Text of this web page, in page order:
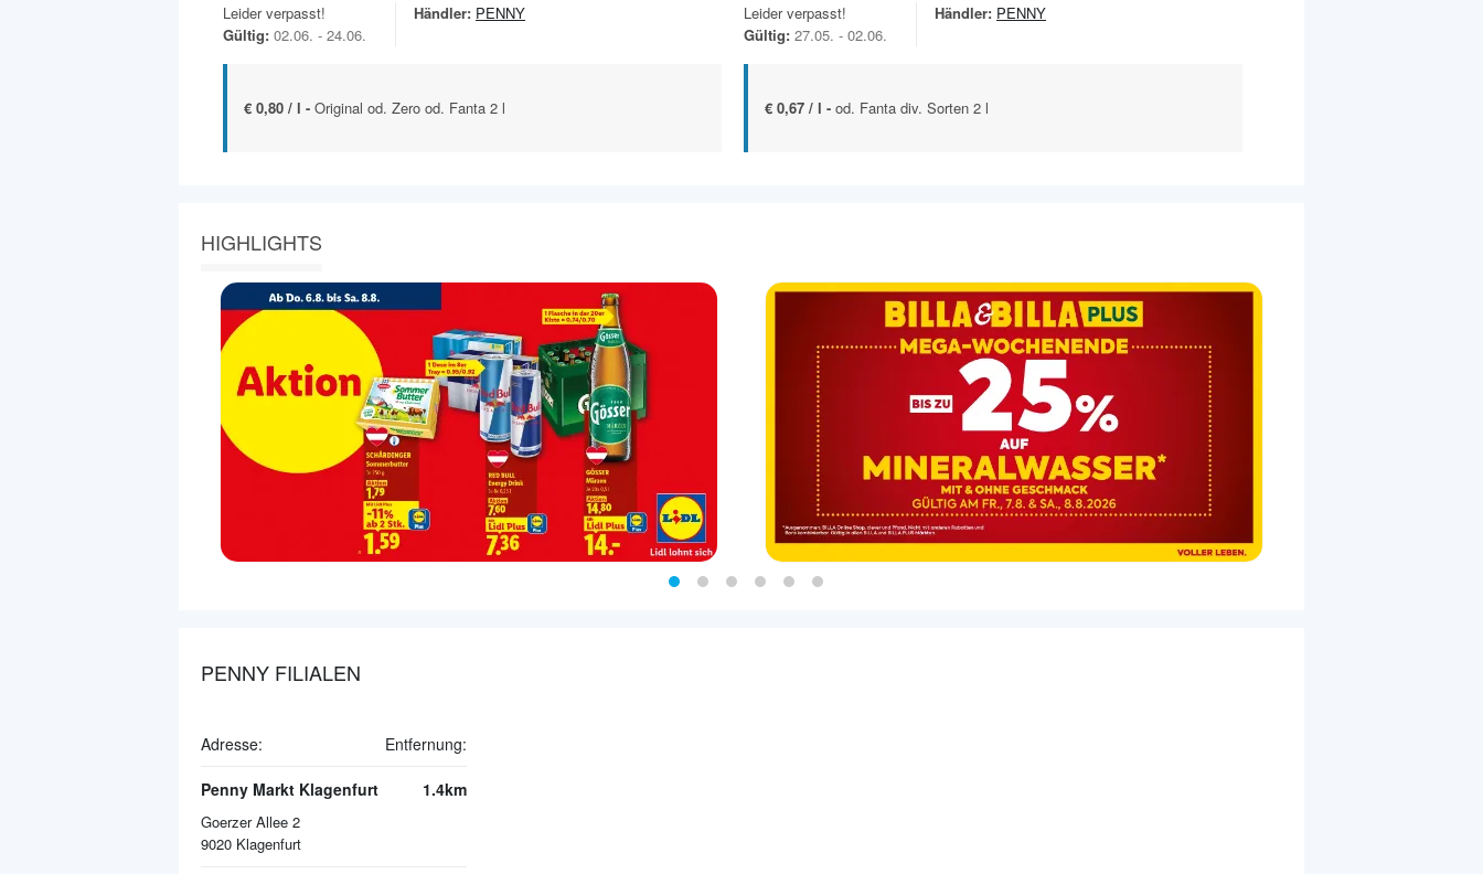
Leider verpasst!
Gültig: 02.06. - 24.06.
Händler: PENNY
€ 0,80 / l - Original od. Zero od. Fanta 2 l
Leider verpasst!
Gültig: 27.05. - 02.06.
Händler: PENNY
€ 0,67 / l - od. Fanta div. Sorten 2 l
HIGHLIGHTS
PENNY FILIALEN
Adresse: Entfernung:
Penny Markt Klagenfurt
Goerzer Allee 2
9020 Klagenfurt
1.4km